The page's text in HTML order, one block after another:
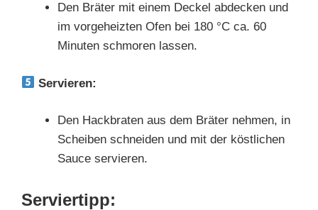
Den Bräter mit einem Deckel abdecken und
im vorgeheizten Ofen bei 180 °C ca. 60
Minuten schmoren lassen.
Servieren:
Den Hackbraten aus dem Bräter nehmen, in
Scheiben schneiden und mit der köstlichen
Sauce servieren.
Serviertipp: